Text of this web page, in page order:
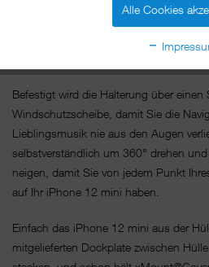
Halterung angezogen wird. Egal ob
Befestigt wird die Halterung über einen
Windschutzscheibe, damit Sie die
Lieblingsmusik nie aus den Augen
selbstverständlich um 360° drehen
neigen, damit Sie von jedem Punkt
auf Ihr iPhone 12 mini haben.
Einfach das iPhone 12 mini aus der
mitgelieferten Dockplate zwischen
Alle Cookies